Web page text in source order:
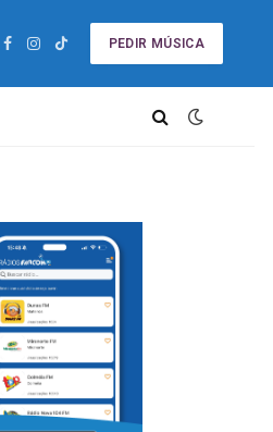
Facebook
Instagram
TikTok
PEDIR MÚSICA